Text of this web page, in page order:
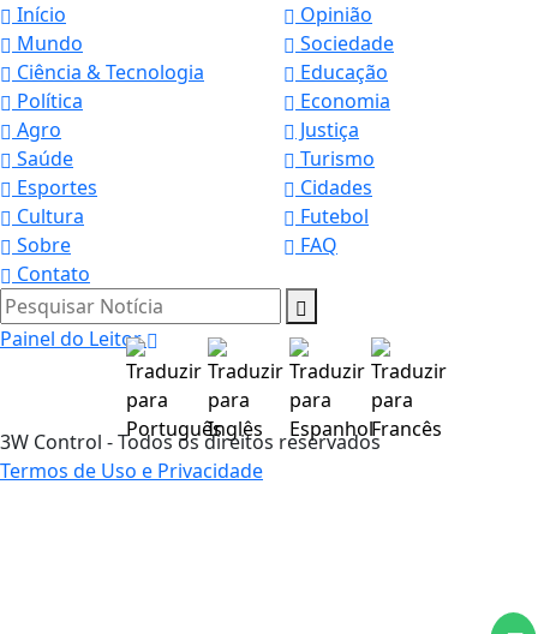
Início
Opinião
Mundo
Sociedade
Ciência & Tecnologia
Educação
Política
Economia
Agro
Justiça
Saúde
Turismo
Esportes
Cidades
Cultura
Futebol
Sobre
FAQ
Contato
Pesquisar Notícia
Painel do Leitor
3W Control - Todos os direitos reservados
Termos de Uso e Privacidade
Termos de Uso e Privacidade